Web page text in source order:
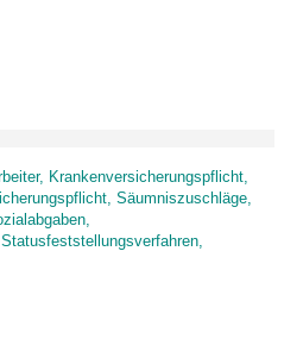
Krankenversicherungspflicht,
Säumniszuschläge,